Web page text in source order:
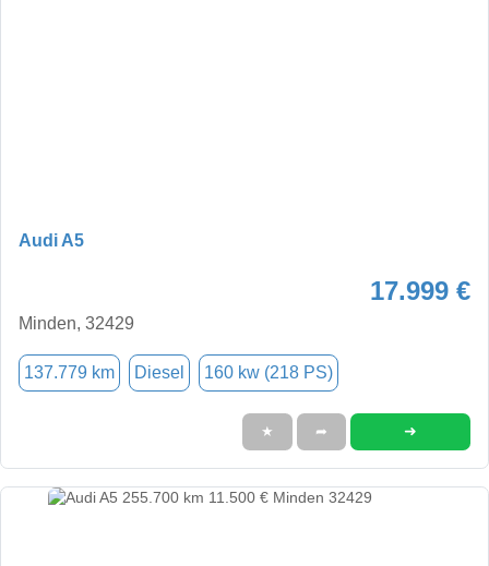
Audi A5
17.999 €
Minden, 32429
137.779 km Diesel 160 kw (218 PS)
★ ➦ ➜